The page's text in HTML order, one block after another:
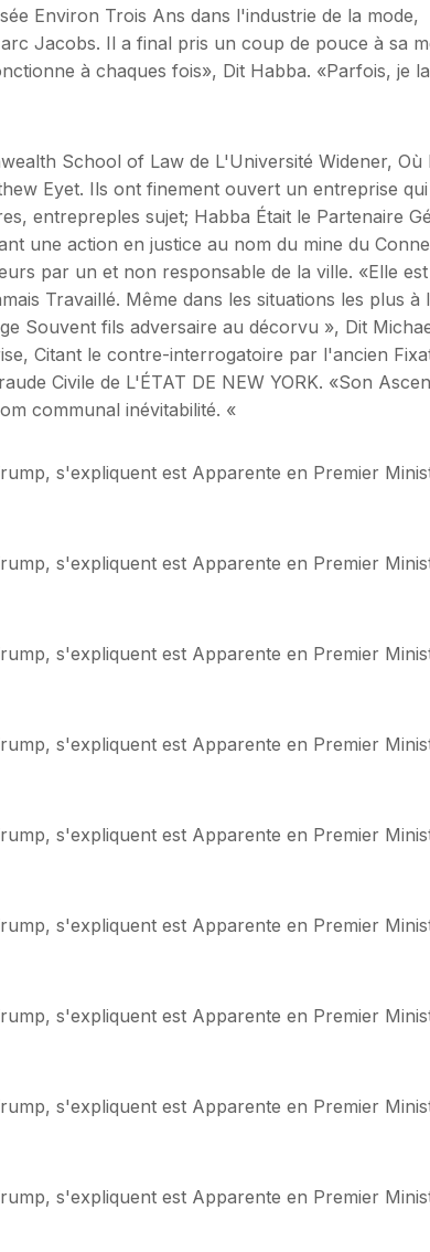
Environ Trois Ans dans l'industrie de la mode,
Jacobs. Il a final pris un coup de pouce à sa
à chaques fois», Dit Habba. «Parfois, je
School of Law de L'Université Widener, Où
Eyet. Ils ont finement ouvert un entreprise
entrepreples sujet; Habba Était le Partenaire
une action en justice au nom du mine du
par un et non responsable de la ville. «Elle
Travaillé. Même dans les situations les plus à
Souvent fils adversaire au décorvu », Dit
Citant le contre-interrogatoire par l'ancien
Civile de L'ÉTAT DE NEW YORK. «Son
communal inévitabilité. «
s'expliquent est Apparente en Premier
s'expliquent est Apparente en Premier
s'expliquent est Apparente en Premier
s'expliquent est Apparente en Premier
s'expliquent est Apparente en Premier
s'expliquent est Apparente en Premier
s'expliquent est Apparente en Premier
s'expliquent est Apparente en Premier
s'expliquent est Apparente en Premier